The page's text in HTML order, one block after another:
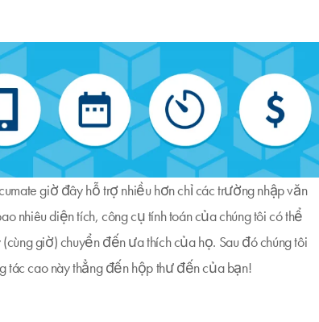
giờ đây hỗ trợ nhiều hơn chỉ các trường nhập văn
nhiêu diện tích, công cụ tính toán của chúng tôi có thể
giờ) chuyển đến ưa thích của họ. Sau đó chúng tôi
tác cao này thẳng đến hộp thư đến của bạn!